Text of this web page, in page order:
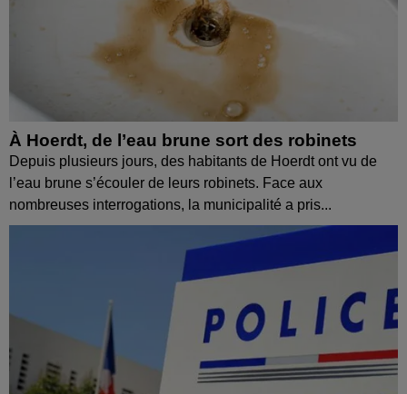
À Hoerdt, de l’eau brune sort des robinets
Depuis plusieurs jours, des habitants de Hoerdt ont vu de
l’eau brune s’écouler de leurs robinets. Face aux
nombreuses interrogations, la municipalité a pris...